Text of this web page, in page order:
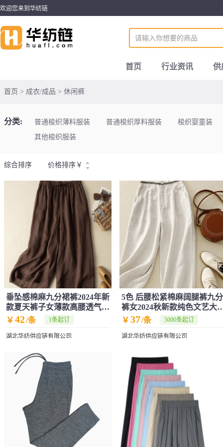
欢迎您来到华纺链
首页 行业资讯 供
首页 > 成衣/成品 > 休闲裤
分类: 普通梭织薄料服装 普通梭织厚料服装
梭织婴童装
其他梭织服装
综合排序 价格排序 ￥
垂坠感棉麻九分裙裤2024年新
款夏天裤子女薄款高腰透气休
闲阔腿裤
￥ 42/条 1条起订
湖北华纺供应链有限公司
5色 后腰松紧棉麻阔腿裤九分
裤女2024秋新款纯色文艺大
休闲裤潮
￥ 37/条 5000条起订
湖北华纺供应链有限公司